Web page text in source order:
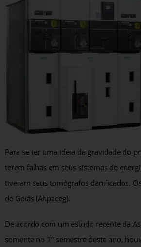
Para se ter uma ideia da gravidade do
terem falhas em seus sistemas de
tiveram seus tomógrafos danificados.
de Goiás (Ahpaceg).
De acordo com um estudo recente da
somente no 1º semestre deste ano,